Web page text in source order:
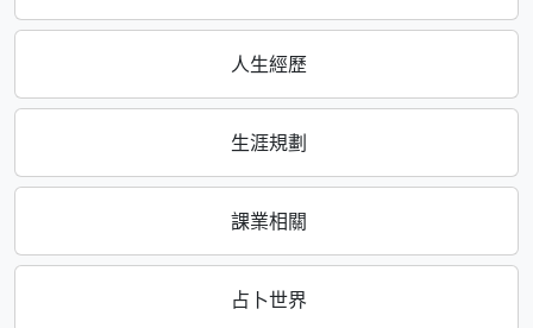
人生經歷
生涯規劃
課業相關
占卜世界